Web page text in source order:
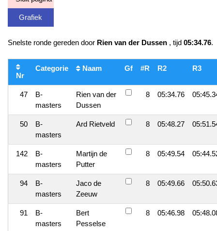
Grafiek
Snelste ronde gereden door Rien van der Dussen , tijd 05:34.76.
Nr
Categorie Naam Gf #R R2 R3
47
B-
masters
Rien van der
Dussen
8 05:34.76
50
B-
masters
Ard Rietveld 8 05:48.27
142
B-
masters
Martijn de
Putter
8 05:49.54
94
B-
masters
Jaco de
Zeeuw
8 05:49.66
91
B-
masters
Bert
Pesselse
8 05:46.98